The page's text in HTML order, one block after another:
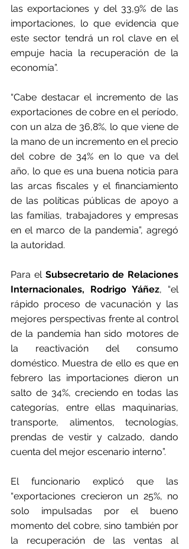
las exportaciones y del 33,9% de las
importaciones, lo que evidencia que
este sector tendrá un rol clave en el
empuje hacia la recuperación de la
economía”.
“Cabe destacar el incremento de las
exportaciones de cobre en el período,
con un alza de 36,8%, lo que viene de
la mano de un incremento en el precio
del cobre de 34% en lo que va del
año, lo que es una buena noticia para
las arcas fiscales y el financiamiento
de las políticas públicas de apoyo a
las familias, trabajadores y empresas
en el marco de la pandemia”, agregó
la autoridad.
Para el Subsecretario de Relaciones
Internacionales, Rodrigo Yáñez, “el
rápido proceso de vacunación y las
mejores perspectivas frente al control
de la pandemia han sido motores de
la reactivación del consumo
doméstico. Muestra de ello es que en
febrero las importaciones dieron un
salto de 34%, creciendo en todas las
categorías, entre ellas maquinarias,
transporte, alimentos, tecnologías,
prendas de vestir y calzado, dando
cuenta del mejor escenario interno”.
El funcionario explicó que las
“exportaciones crecieron un 25%, no
solo impulsadas por el bueno
momento del cobre, sino también por
la recuperación de las ventas al